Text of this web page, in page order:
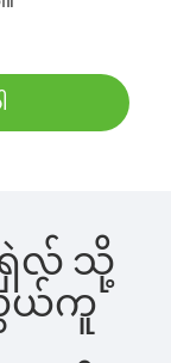
ရှဲလ် သို့
လွယ်ကူ